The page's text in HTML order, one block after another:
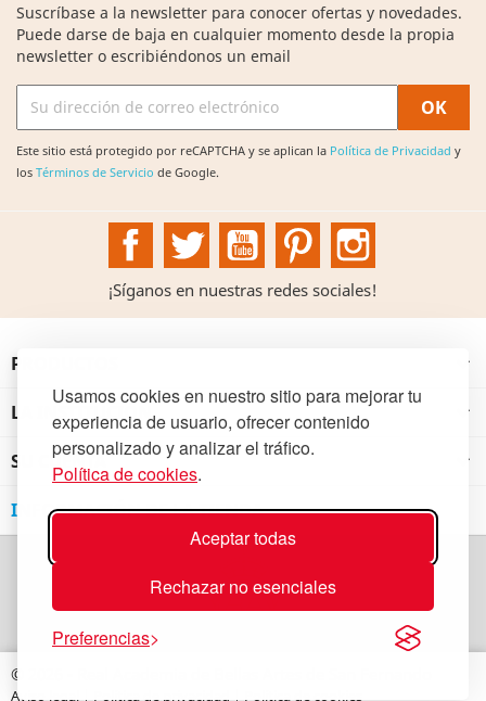
Usamos cookies en nuestro sitio para mejorar tu
experiencia de usuario, ofrecer contenido
personalizado y analizar el tráfico.
Política de cookies.
Aceptar todas
Rechazar no esenciales
Preferencias
Suscríbase a la newsletter para conocer ofertas y novedades.
Puede darse de baja en cualquier momento desde la propia
newsletter o escribiéndonos un email
Este sitio está protegido por reCAPTCHA y se aplican la Política de Privacidad y
los Términos de Servicio de Google.
FacebookTwitter YouTubePinterest
¡Síganos en nuestras redes sociales!
PRODUCTOS 
LA INSTITUCIÓN 
SU CUENTA 
INFORMACIÓN DE LA TIENDA
© 2026 - Real Academia de Bellas Artes de San Fernando
Aviso legal|Política de privacidad|Política de cookies